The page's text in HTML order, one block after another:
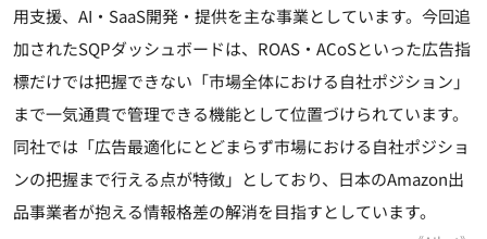
用支援、AI・SaaS開発・提供を主な事業としています。今回追
加されたSQPダッシュボードは、ROAS・ACoSといった広告指
標だけでは把握できない「市場全体における自社ポジション」
まで一気通貫で管理できる機能として位置づけられています。
同社では「広告最適化にとどまらず市場における自社ポジショ
ンの把握まで行える点が特徴」としており、日本のAmazon出
品事業者が抱える情報格差の解消を目指すとしています。